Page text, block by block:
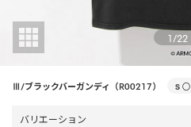
1/22
Ⅲ/ブラックバーガンディ（R00217） S ○
バリエーション